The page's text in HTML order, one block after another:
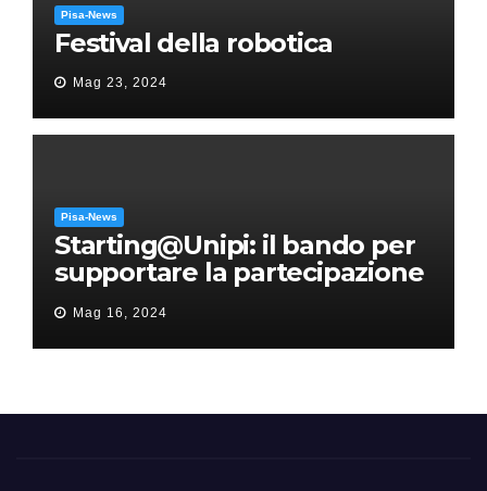
Pisa-News
Festival della robotica
Mag 23, 2024
Pisa-News
Starting@Unipi: il bando per
supportare la partecipazione
all’ERC Starting Grant
Mag 16, 2024